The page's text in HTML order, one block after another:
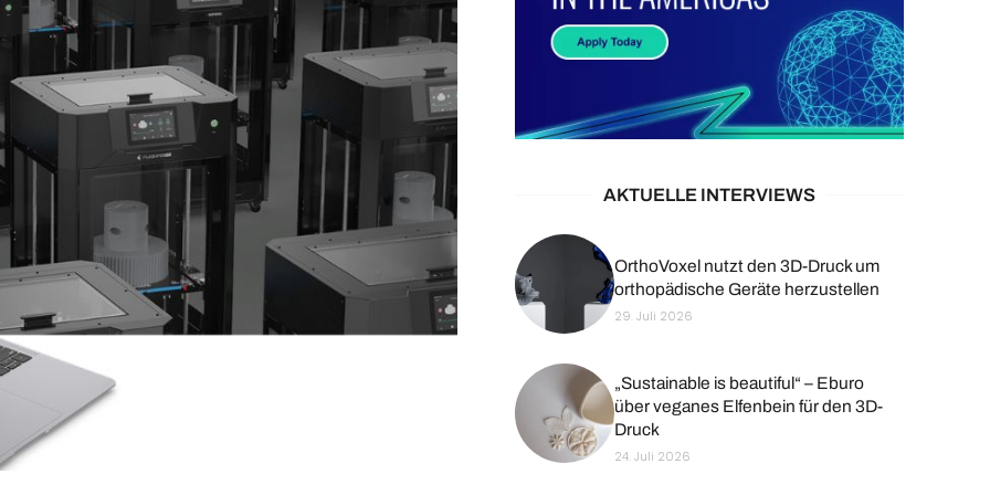
Business
Interviews
Videos
AKTUELLE INTERVIEWS
OrthoVoxel nutzt den 3D-Druck um
orthopädische Geräte herzustellen
29. Juli 2026
„Sustainable is beautiful“ – Eburo
über veganes Elfenbein für den 3D-
Druck
24. Juli 2026